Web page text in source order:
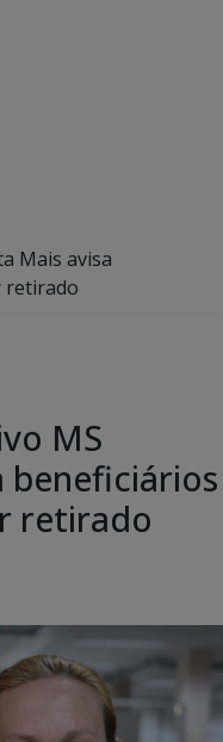
Mais avisa
retirado
MS
beneficiários
retirado